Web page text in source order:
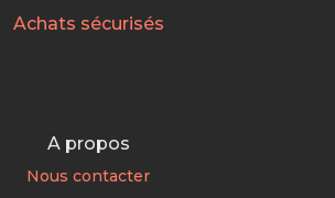
Achats sécurisés
A propos
Nous contacter